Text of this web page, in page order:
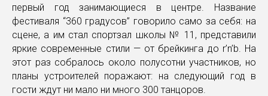
первый год занимающиеся в центре. Название
фестиваля “360 градусов” говорило само за себя: на
сцене, а им стал спортзал школы № 11, представили
яркие современные стили — от брейкинга до r’n’b. На
этот раз собралось около полусотни участников, но
планы устроителей поражают: на следующий год в
гости ждут ни мало ни много 300 танцоров.